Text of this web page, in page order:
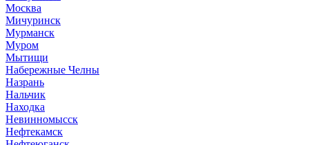
Москва
Мичуринск
Мурманск
Муром
Мытищи
Набережные Челны
Назрань
Нальчик
Находка
Невинномысск
Нефтекамск